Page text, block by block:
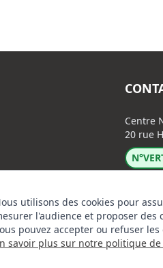
utilisons des cookies pour
l'audience et proposer des
pouvez accepter ou refuser
savoir plus sur notre politique
Centre
20 rue